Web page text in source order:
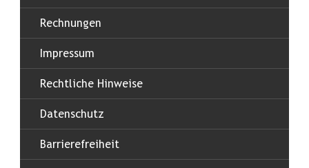
Rechnungen
Impressum
Rechtliche Hinweise
Datenschutz
Barrierefreiheit